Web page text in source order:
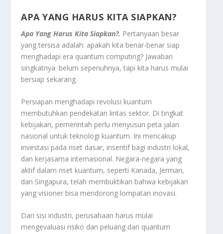
APA YANG HARUS KITA SIAPKAN?
Apa Yang Harus Kita Siapkan?. Pertanyaan besar
yang tersisa adalah: apakah kita benar-benar siap
menghadapi era quantum computing? Jawaban
singkatnya: belum sepenuhnya, tapi kita harus mulai
bersiap sekarang.
Persiapan menghadapi revolusi kuantum
membutuhkan pendekatan lintas sektor. Di tingkat
kebijakan, pemerintah perlu menyusun peta jalan
nasional untuk teknologi kuantum. Ini mencakup
investasi pada riset dasar, insentif bagi industri lokal,
dan kerjasama internasional. Negara-negara yang
aktif dalam riset kuantum, seperti Kanada, Jerman,
dan Singapura, telah membuktikan bahwa kebijakan
yang visioner bisa mendorong lompatan inovasi.
Dari sisi industri, perusahaan harus mulai
mengevaluasi risiko dan peluang dari quantum